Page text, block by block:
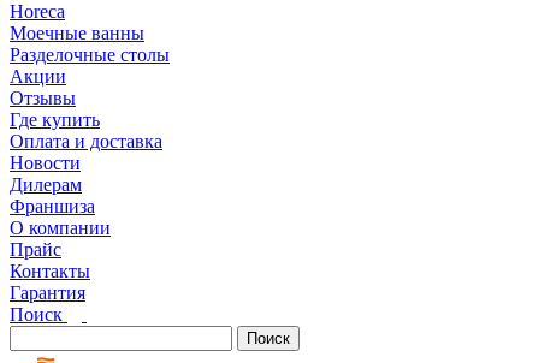
Horeca
Моечные ванны
Разделочные столы
Акции
Отзывы
Где купить
Оплата и доставка
Новости
Дилерам
Франшиза
О компании
Прайс
Контакты
Гарантия
Поиск
Поиск